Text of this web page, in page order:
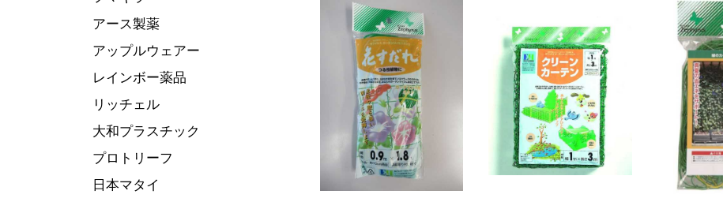
アース製薬
アップルウェアー
レインボー薬品
リッチェル
大和プラスチック
プロトリーフ
日本マタイ